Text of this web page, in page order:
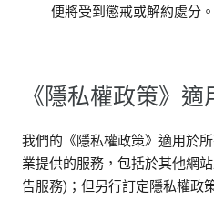
便將受到懲戒或解約處分。
《隱私權政策》適
我們的《隱私權政策》適用於
業提供的服務，包括於其他網
告服務)；但另行訂定隱私權政